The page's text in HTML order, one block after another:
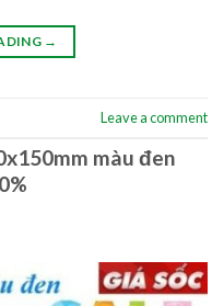
→
Leave a comment
màu đen